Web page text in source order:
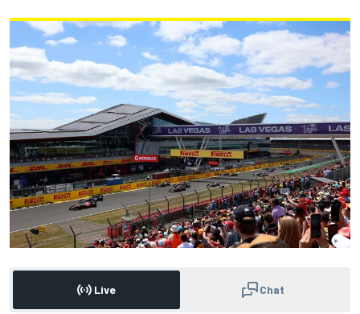
Live Chat